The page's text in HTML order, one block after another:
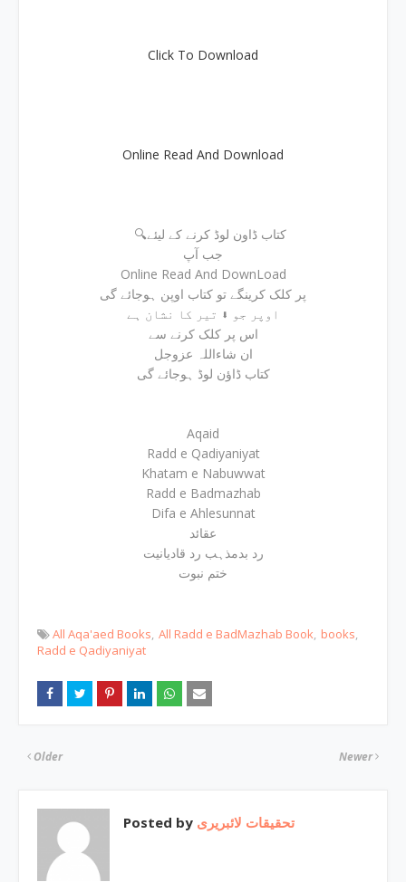
Click To Download
Online Read And Download
🔍کتاب ڈاون لوڈ کرنے کے لیئے
جب آپ
Online Read And DownLoad
پر کلک کرینگے تو کتاب اوپن ہوجائے گی
اوپر جو ⬇ تیر کا نشان ہے
اس پر کلک کرنے سے
ان شاءاللہ عزوجل
کتاب ڈاؤن لوڈ ہوجائے گی
Aqaid
Radd e Qadiyaniyat
Khatam e Nabuwwat
Radd e Badmazhab
Difa e Ahlesunnat
عقائد
رد بدمذہب رد قادیانیت
ختم نبوت
All Aqa'aed Books All Radd e BadMazhab Book books
Radd e Qadiyaniyat
Newer
Older
Posted by تحقیقات لائبریری